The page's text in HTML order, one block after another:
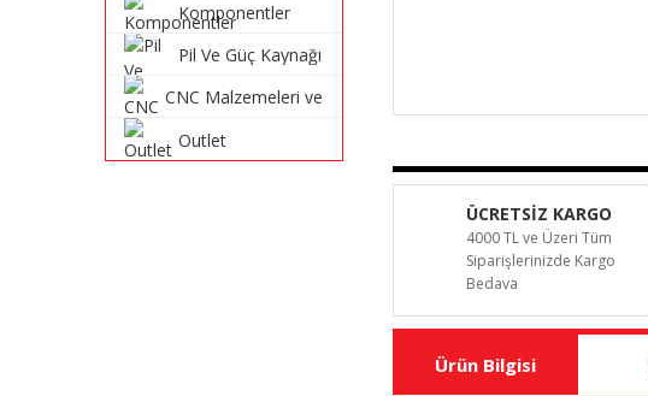
Komponentler
Pil Ve Güç Kaynağı
CNC Malzemeleri ve
Outlet
ÜCRETSİZ KARGO
4000 TL ve Üzeri Tüm
Siparişlerinizde Kargo
Bedava
Ürün Bilgisi